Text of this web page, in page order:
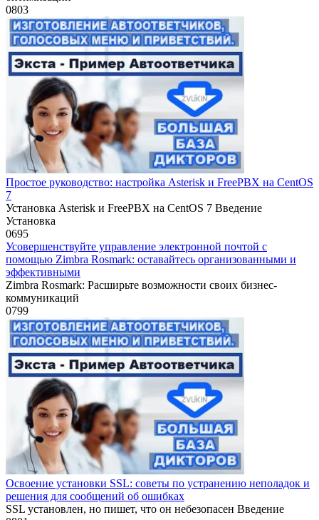
0803
Простое руководство: настройка Asterisk и FreePBX на CentOS
7
Установка Asterisk и FreePBX на CentOS 7 Введение
Установка
0695
Усовершенствуйте управление электронной почтой с
помощью Zimbra Rosmark: оставайтесь организованными и
эффективными
Zimbra Rosmark: Расширьте возможности своих бизнес-
коммуникаций
0799
Освоение установки SSL: советы по устранению неполадок и
решения для сообщений об ошибках
SSL установлен, но пишет, что он небезопасен Введение